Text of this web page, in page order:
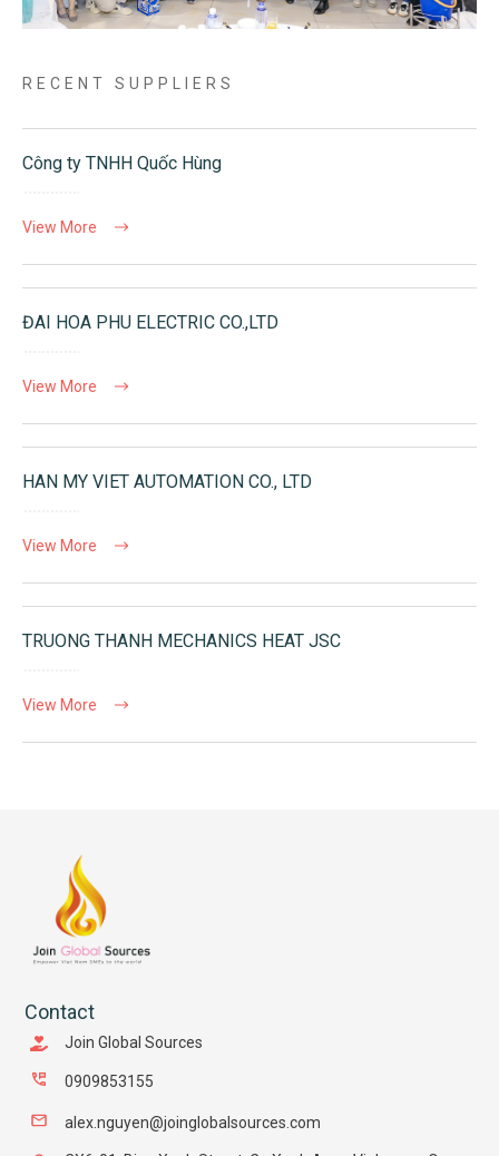
RECENT SUPPLIERS
Công ty TNHH Quốc Hùng
View More
ĐAI HOA PHU ELECTRIC CO.,LTD
View More
HAN MY VIET AUTOMATION CO., LTD
View More
TRUONG THANH MECHANICS HEAT JSC
View More
Contact
Join Global Sources
0909853155
alex.nguyen@joinglobalsources.com